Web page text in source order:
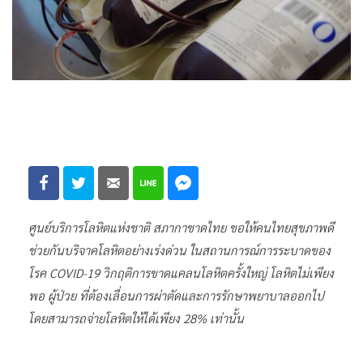
ศูนย์บริการโลหิตแห่งชาติ สภากาชาดไทย ขอให้คนไทยสุขภาพดี
ช่วยกันบริจาคโลหิตอย่างเร่งด่วน ในสถานการณ์การระบาดของ
โรค COVID-19 วิกฤติการขาดแคลนโลหิตครั้งใหญ่ โลหิตไม่เพียง
พอ ผู้ป่วย ที่ต้องเลื่อนการผ่าตัดและการรักษาพยาบาลออกไป
โดยสามารถจ่ายโลหิตให้ได้เพียง 28% เท่านั้น